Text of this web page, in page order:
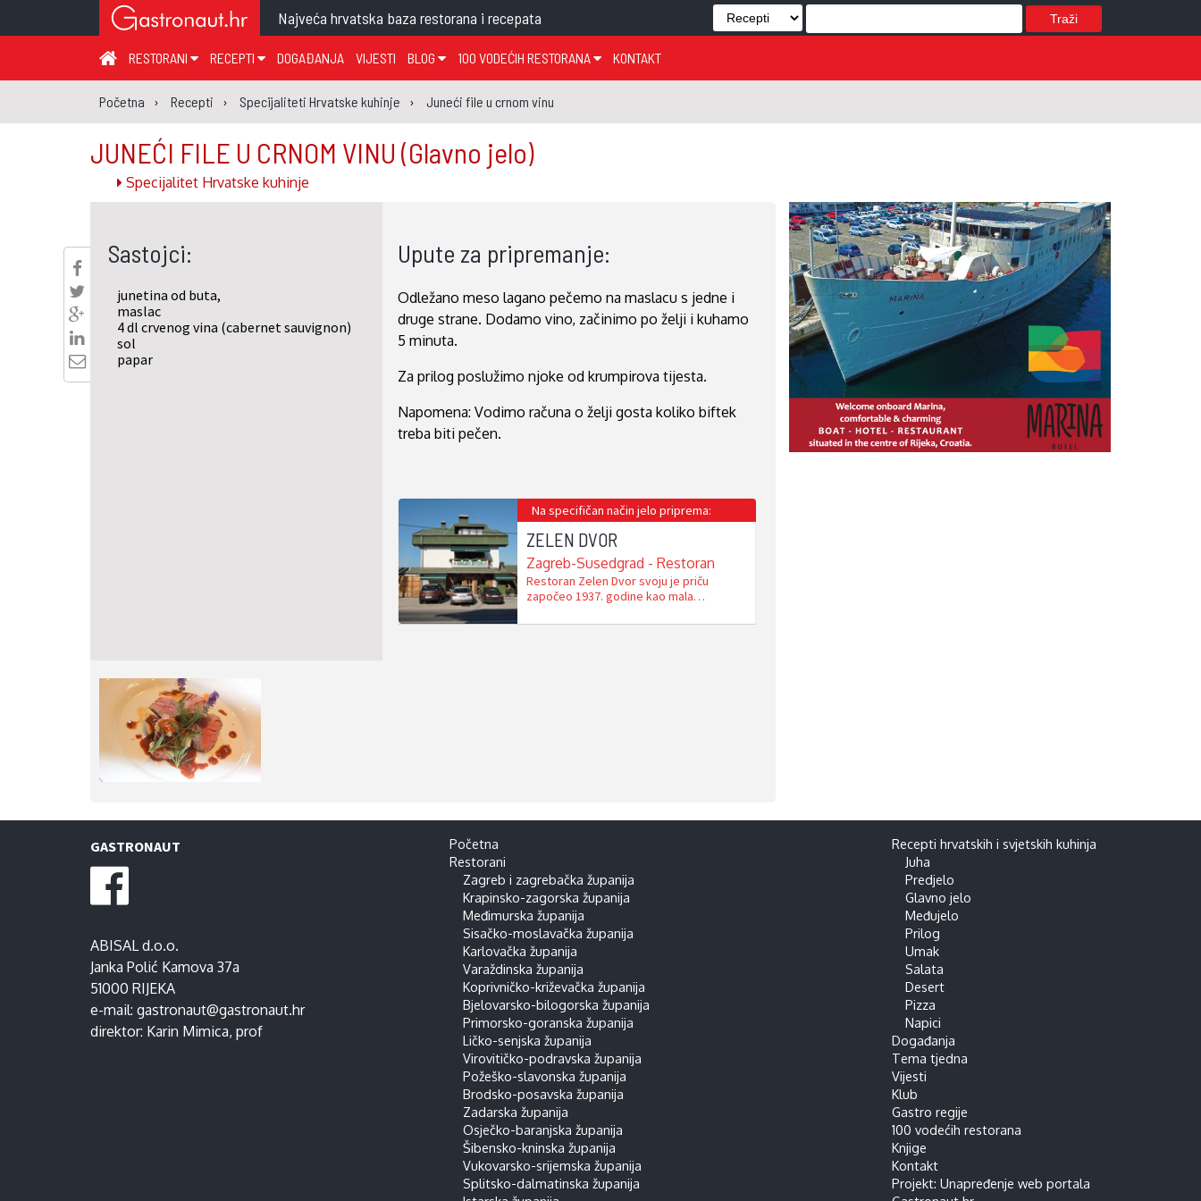
Najveća hrvatska baza restorana i recepata Traži
RESTORANI
ZAGREB I ZAGREBAČKA ŽUPANIJA
KRAPINSKO-ZAGORSKA ŽUPANIJA
MEĐIMURSKA ŽUPANIJA
SISAČKO-MOSLAVAČKA ŽUPANIJA
KARLOVAČKA ŽUPANIJA
VARAŽDINSKA ŽUPANIJA
KOPRIVNIČKO-KRIŽEVAČKA ŽUPANIJA
VIROVITIČKO-PODRAVSKA ŽUPANIJA
POŽEŠKO-SLAVONSKA ŽUPANIJA
OSJEČKO-BARANJSKA ŽUPANIJA
ŠIBENSKO-KNINSKA ŽUPANIJA
VUKOVARSKO-SRIJEMSKA ŽUPANIJA
ISTARSKA ŽUPANIJA
DUBROVAČKO-NERETVANSKA ŽUPANIJA
RECEPTI
JUHA
PREDJELO
GLAVNO JELO
MEĐUJELO
PRILOG
UMAK
SALATA
DOGAĐANJA VIJESTI BLOG
TEMA TJEDNA
KLUB
GASTRO REGIJE
100 VODEĆIH RESTORANA
GLASANJE
KONTAKT
Početna Recepti Specijaliteti Hrvatske kuhinje Juneći file u crnom vinu
JUNEĆI FILE U CRNOM VINU (Glavno jelo)
Specijalitet Hrvatske kuhinje
Sastojci:
junetina od buta,
maslac
4 dl crvenog vina (cabernet sauvignon)
sol
papar
Upute za pripremanje:
Odležano meso lagano pečemo na maslacu s jedne i
druge strane. Dodamo vino, začinimo po želji i kuhamo
5 minuta.
Za prilog poslužimo njoke od krumpirova tijesta.
Napomena: Vodimo računa o želji gosta koliko biftek
treba biti pečen.
Na specifičan način jelo priprema:
ZELEN DVOR
Zagreb-Susedgrad - Restoran
Restoran Zelen Dvor svoju je priču
započeo 1937. godine kao mala
stolova i velikim snom – spojiti domaću
GASTRONAUT
ABISAL d.o.o.
Janka Polić Kamova 37a
51000 RIJEKA
e-mail: gastronaut@gastronaut.hr
direktor: Karin Mimica, prof
Početna
Restorani
Zagreb i zagrebačka županija
Krapinsko-zagorska županija
Međimurska županija
Sisačko-moslavačka županija
Karlovačka županija
Varaždinska županija
Koprivničko-križevačka županija
Bjelovarsko-bilogorska županija
Primorsko-goranska županija
Ličko-senjska županija
Virovitičko-podravska županija
Požeško-slavonska županija
Brodsko-posavska županija
Zadarska županija
Osječko-baranjska županija
Šibensko-kninska županija
Vukovarsko-srijemska županija
Splitsko-dalmatinska županija
Recepti hrvatskih i svjetskih kuhinja
Juha
Predjelo
Glavno jelo
Međujelo
Prilog
Umak
Salata
Desert
Pizza
Napici
Događanja
Tema tjedna
Vijesti
Klub
Gastro regije
100 vodećih restorana
Knjige
Kontakt
Projekt: Unapređenje web portala